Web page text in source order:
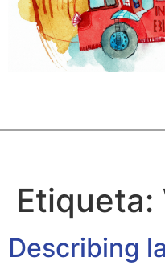
Etiqueta:
Describing